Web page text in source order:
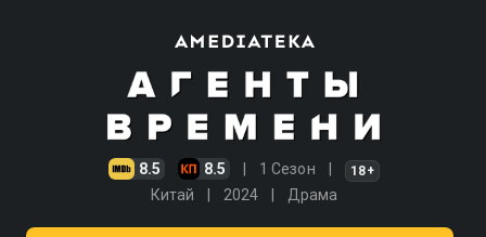
8.5 8.5 1 Сезон 18+
Китай 2024 Драма